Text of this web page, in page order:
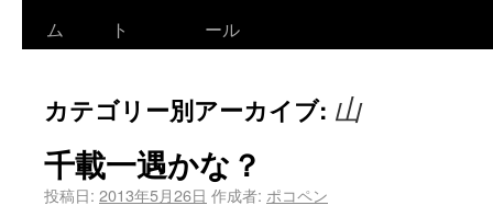
ム
ト
ール
カテゴリー別アーカイブ: 山
千載一遇かな？
投稿日: 2013年5月26日 作成者: ポコペン